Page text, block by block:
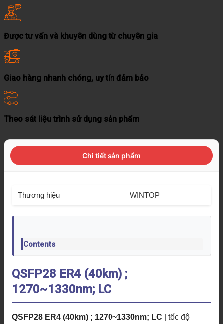
Được tư vấn và khuyên dùng từ chuyên gia
Giao hàng nhanh chóng, uy tín đảm bảo
Theo sát liệu trình sử dụng sản phẩm
Chi tiết sản phẩm
Thương hiệu WINTOP
Contents
QSFP28 ER4 (40km) ;
1270~1330nm; LC
QSFP28 ER4 (40km) ; 1270~1330nm; LC | tốc độ